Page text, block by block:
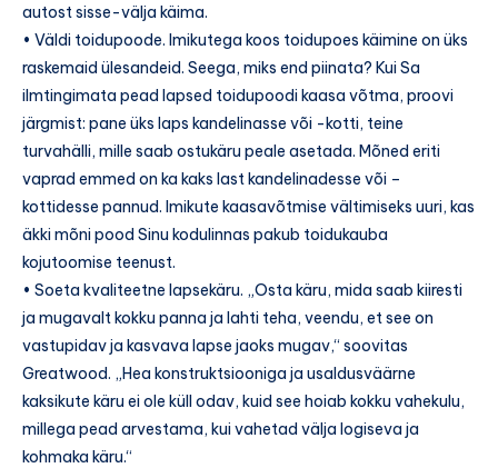
autost sisse-välja käima.
• Väldi toidupoode. Imikutega koos toidupoes käimine on üks
raskemaid ülesandeid. Seega, miks end piinata? Kui Sa
ilmtingimata pead lapsed toidupoodi kaasa võtma, proovi
järgmist: pane üks laps kandelinasse või -kotti, teine
turvahälli, mille saab ostukäru peale asetada. Mõned eriti
vaprad emmed on ka kaks last kandelinadesse või –
kottidesse pannud. Imikute kaasavõtmise vältimiseks uuri, kas
äkki mõni pood Sinu kodulinnas pakub toidukauba
kojutoomise teenust.
• Soeta kvaliteetne lapsekäru. „Osta käru, mida saab kiiresti
ja mugavalt kokku panna ja lahti teha, veendu, et see on
vastupidav ja kasvava lapse jaoks mugav,“ soovitas
Greatwood. „Hea konstruktsiooniga ja usaldusväärne
kaksikute käru ei ole küll odav, kuid see hoiab kokku vahekulu,
millega pead arvestama, kui vahetad välja logiseva ja
kohmaka käru.“